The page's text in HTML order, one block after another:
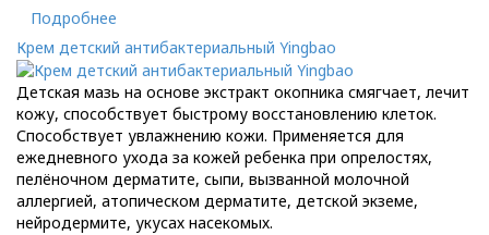
Подробнее
Крем детский антибактериальный Yingbao
Детская мазь на основе экстракт окопника смягчает, лечит
кожу, способствует быстрому восстановлению клеток.
Способствует увлажнению кожи. Применяется для
ежедневного ухода за кожей ребенка при опрелостях,
пелёночном дерматите, сыпи, вызванной молочной
аллергией, атопическом дерматите, детской экземе,
нейродермите, укусах насекомых.